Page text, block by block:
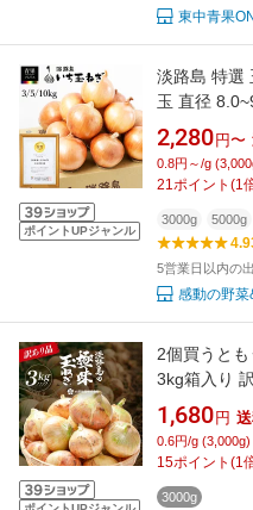
東中青果
ポイントUPジャンル
淡路島 特選
玉 直径
玉ねぎ 淡路
たまねぎ 玉
買い
2,280 円〜
0.8円～/g
21ポイント (1
3000g 5000g
5営業日以内の
感動の野
2個買うと
3kg箱入り
玉ねぎ 送料
1,680 円
0.6円/g (3,000g)
15ポイント (1
3000g